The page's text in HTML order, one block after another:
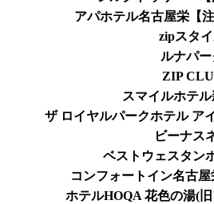
アパホテル名古屋栄【
zipスタ
ルナパー
ZIP
スマイルホテル
ザ ロイヤルパークホテル ア
ビーナス
ベストウェスタン
コンフォートイン名古屋
ホテルHOQA 花色の湯(